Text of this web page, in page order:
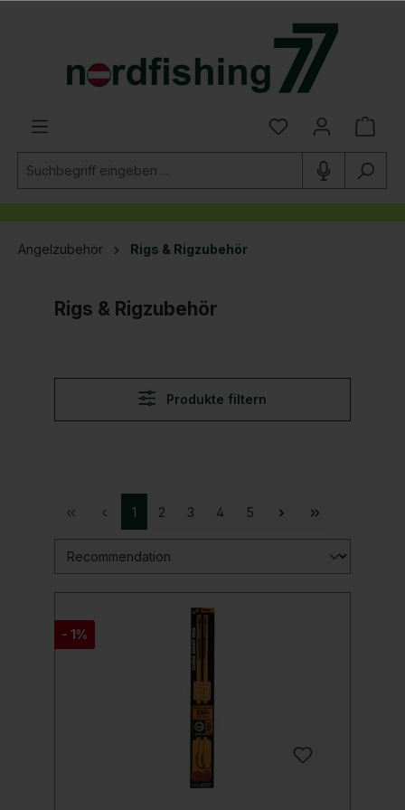
Angelzubehör Rigs & Rigzubehör
Rigs & Rigzubehör
Produkte filtern
1 2 3 4 5
- 1%